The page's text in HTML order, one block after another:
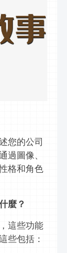
您的公司
過圖像、
格和角色
麼？
這些功能
些包括：